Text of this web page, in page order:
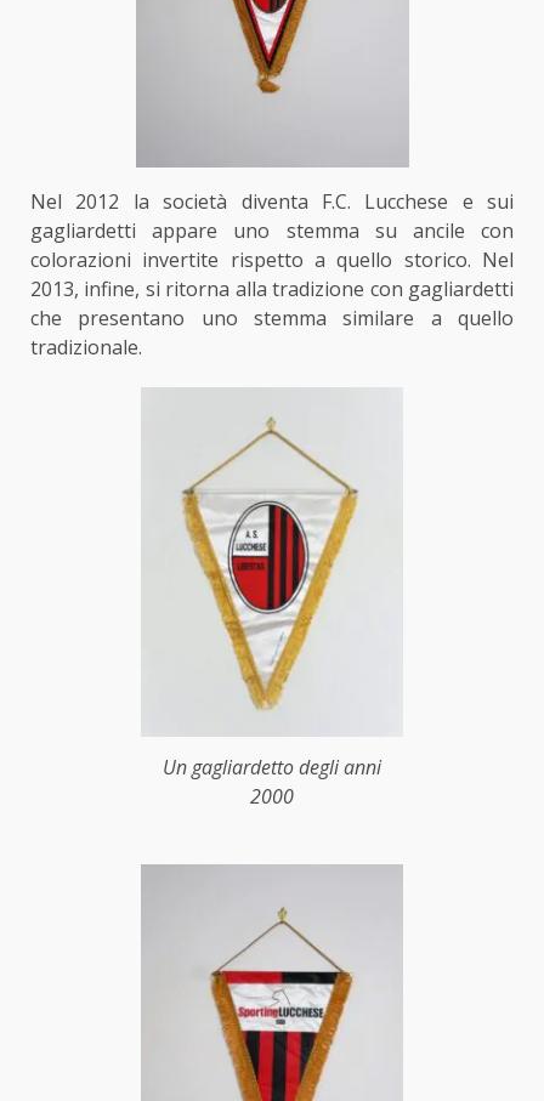
Nel 2012 la società diventa F.C. Lucchese e sui
gagliardetti appare uno stemma su ancile con
colorazioni invertite rispetto a quello storico. Nel
2013, infine, si ritorna alla tradizione con gagliardetti
che presentano uno stemma similare a quello
tradizionale.
Un gagliardetto degli anni
2000